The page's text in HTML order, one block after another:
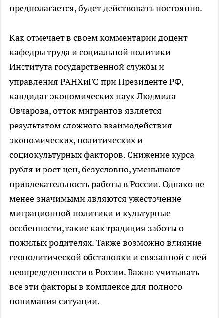
предполагается, будет действовать постоянно.
Как отмечает в своем комментарии доцент
кафедры труда и социальной политики
Института государственной службы и
управления РАНХиГС при Президенте РФ,
кандидат экономических наук Людмила
Овчарова, отток мигрантов является
результатом сложного взаимодействия
экономических, политических и
социокультурных факторов. Снижение курса
рубля и рост цен, безусловно, уменьшают
привлекательность работы в России. Однако не
менее значимыми являются ужесточение
миграционной политики и культурные
особенности, такие как традиция заботы о
пожилых родителях. Также возможно влияние
геополитической обстановки и связанной с ней
неопределенности в России. Важно учитывать
все эти факторы в комплексе для полного
понимания ситуации.